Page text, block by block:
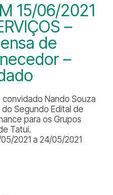
15/06/2021
–
de
–
Nando Souza
Segundo Edital de
para os Grupos
Tatuí.
05/2021 a 24/05/2021